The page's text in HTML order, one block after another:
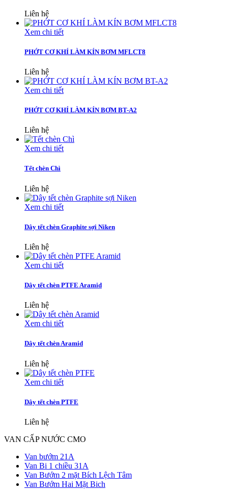
Liên hệ
Xem chi tiết
PHỚT CƠ KHÍ LÀM KÍN BƠM MFLCT8
Liên hệ
Xem chi tiết
PHỚT CƠ KHÍ LÀM KÍN BƠM BT-A2
Liên hệ
Xem chi tiết
Tết chèn Chì
Liên hệ
Xem chi tiết
Dây tết chèn Graphite sợi Niken
Liên hệ
Xem chi tiết
Dây tết chèn PTFE Aramid
Liên hệ
Xem chi tiết
Dây tết chèn Aramid
Liên hệ
Xem chi tiết
Dây tết chèn PTFE
Liên hệ
VAN CẤP NƯỚC CMO
Van bướm 21A
Van Bi 1 chiều 31A
Van Bướm 2 mặt Bích Lệch Tâm
Van Bướm Hai Mặt Bich